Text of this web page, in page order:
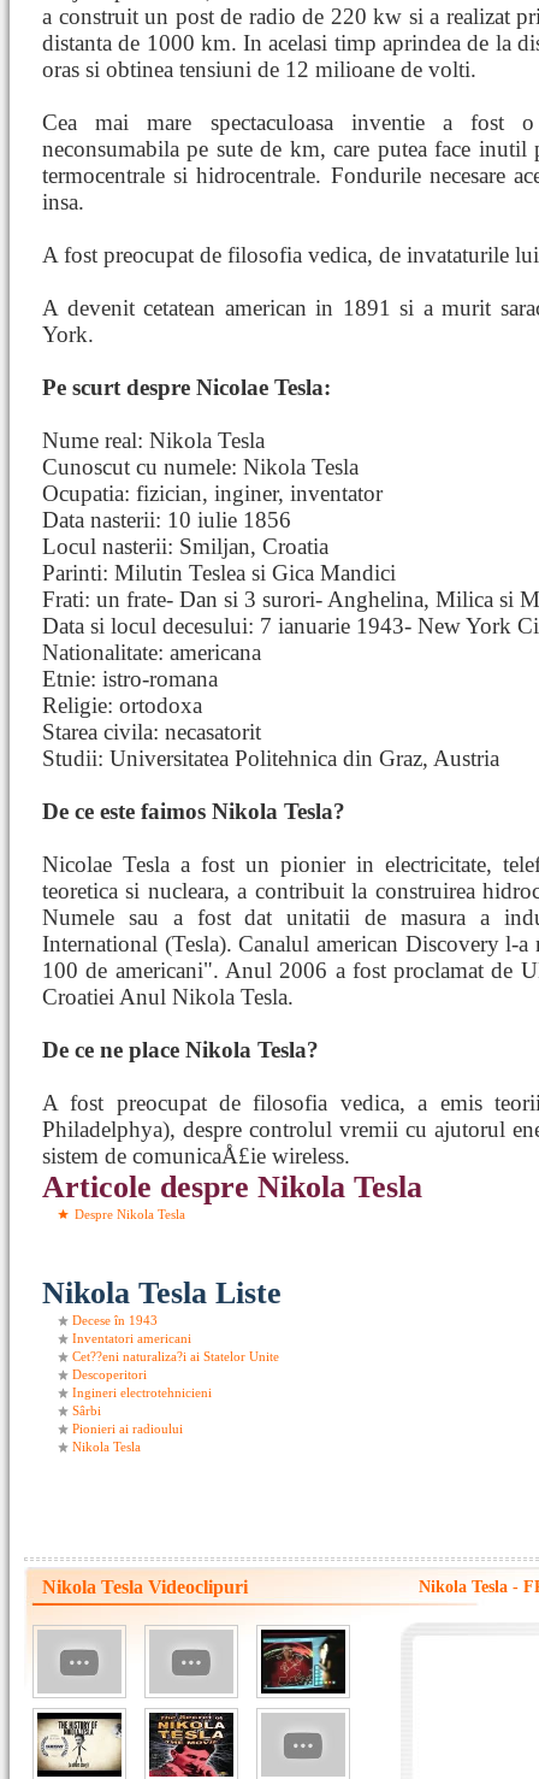
a construit un post de radio de 220 kw si a realizat
distanta de 1000 km. In acelasi timp aprindea de la
oras si obtinea tensiuni de 12 milioane de volti.
Cea mai mare spectaculoasa inventie a fost
neconsumabila pe sute de km, care putea face inutil
termocentrale si hidrocentrale. Fondurile necesare
insa.
A fost preocupat de filosofia vedica, de invataturile
A devenit cetatean american in 1891 si a murit
York.
Pe scurt despre Nicolae Tesla:
Nume real: Nikola Tesla
Cunoscut cu numele: Nikola Tesla
Ocupatia: fizician, inginer, inventator
Data nasterii: 10 iulie 1856
Locul nasterii: Smiljan, Croatia
Parinti: Milutin Teslea si Gica Mandici
Frati: un frate- Dan si 3 surori- Anghelina, Milica si
Data si locul decesului: 7 ianuarie 1943- New York
Nationalitate: americana
Etnie: istro-romana
Religie: ortodoxa
Starea civila: necasatorit
Studii: Universitatea Politehnica din Graz, Austria
De ce este faimos Nikola Tesla?
Nicolae Tesla a fost un pionier in electricitate,
teoretica si nucleara, a contribuit la construirea
Numele sau a fost dat unitatii de masura a
International (Tesla). Canalul american Discovery l-
100 de americani". Anul 2006 a fost proclamat de
Croatiei Anul Nikola Tesla.
De ce ne place Nikola Tesla?
A fost preocupat de filosofia vedica, a emis
Philadelphya), despre controlul vremii cu ajutorul
sistem de comunicaÅ£ie wireless.
Articole despre Nikola Tesla
Despre Nikola Tesla
Nikola Tesla Liste
Decese în 1943
Inventatori americani
Cet??eni naturaliza?i ai Statelor Unite
Descoperitori
Ingineri electrotehnicieni
Sârbi
Pionieri ai radioului
Nikola Tesla
Nikola Tesla Videoclipuri Nikola Tesla -